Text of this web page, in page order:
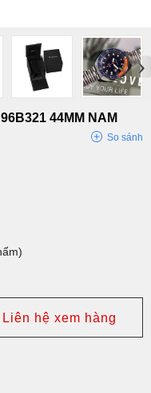
›
44MM NAM
So sánh
Liên hệ xem hàng